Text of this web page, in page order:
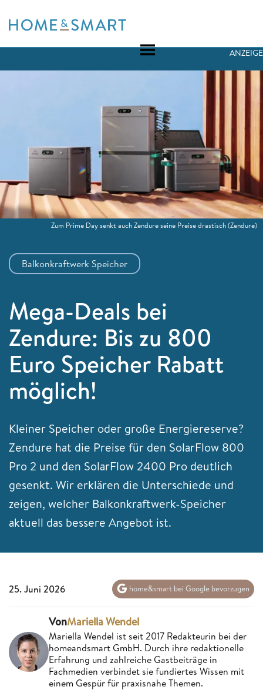
to
Balkonkraftwerk Speicher
ANZEIGE
Mega-Deals bei
Zendure: Bis zu 800
Euro Speicher Rabatt
möglich!
Kleiner Speicher oder große Energiereserve?
Zendure hat die Preise für den SolarFlow 800
Pro 2 und den SolarFlow 2400 Pro deutlich
gesenkt. Wir erklären die Unterschiede und
zeigen, welcher Balkonkraftwerk-Speicher
aktuell das bessere Angebot ist.
Zum Prime Day senkt auch Zendure seine Preise drastisch(Zendure)
25. Juni 2026 home&smart bei Google bevorzugen
VonMariella Wendel
Mariella Wendel ist seit 2017 Redakteurin bei der
homeandsmart GmbH. Durch ihre redaktionelle
Erfahrung und zahlreiche Gastbeiträge in
Fachmedien verbindet sie fundiertes Wissen mit
einem Gespür für praxisnahe Themen.